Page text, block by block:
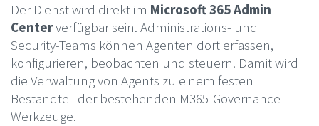
Der Dienst wird direkt im Microsoft 365 Admin
Centerverfügbar sein. Administrations- und
Security-Teams können Agenten dort erfassen,
konfigurieren, beobachten und steuern. Damit wird
die Verwaltung von Agents zu einem festen
Bestandteil der bestehenden M365-Governance-
Werkzeuge.